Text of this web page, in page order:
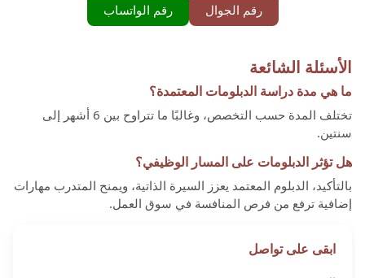
رقم الجوال رقم الواتساب
الأسئلة الشائعة
ما هي مدة دراسة الدبلومات المعتمدة؟
تختلف المدة حسب التخصص، وغالبًا ما تتراوح بين 6 أشهر إلى
سنتين.
هل تؤثر الدبلومات على المسار الوظيفي؟
بالتأكيد، الدبلوم المعتمد يعزز السيرة الذاتية، ويمنح المتدرب مهارات
إضافية ترفع من فرص المنافسة في سوق العمل.
ابقى على تواصل